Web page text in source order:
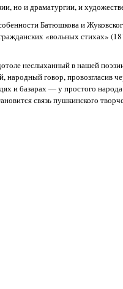
но и драматургии, и
Батюшкова и
«вольных стихах»
неслыханный в нашей
говор, провозгласив
и базарах — у простого
связь пушкинского